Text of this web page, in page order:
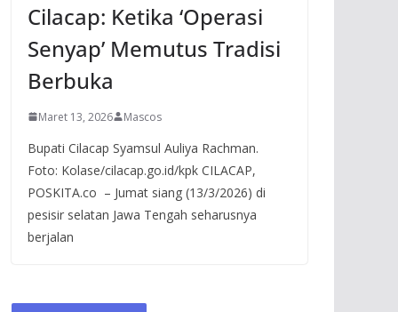
Cilacap: Ketika ‘Operasi
Senyap’ Memutus Tradisi
Berbuka
Maret 13, 2026 Mascos
Bupati Cilacap Syamsul Auliya Rachman.
Foto: Kolase/cilacap.go.id/kpk CILACAP,
POSKITA.co – Jumat siang (13/3/2026) di
pesisir selatan Jawa Tengah seharusnya
berjalan